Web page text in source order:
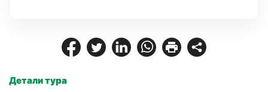
Детали тура